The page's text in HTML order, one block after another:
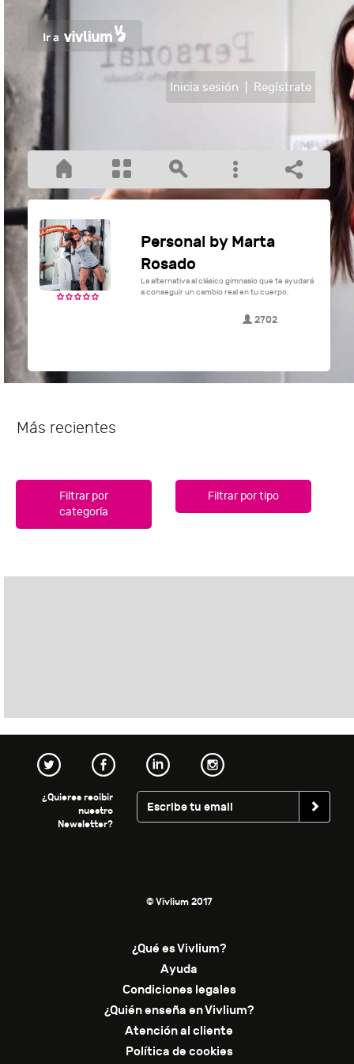
Inicia sesión Regístrate
Personal by Marta
Rosado
La alternativa al clásico gimnasio que te ayudará
a conseguir un cambio real en tu cuerpo.
2702
Más recientes
Filtrar por
categoría
Filtrar por tipo
¿Quieres recibir
nuestro
Newsletter?
© Vivlium 2017
¿Qué es Vivlium?
Ayuda
Condiciones legales
¿Quién enseña en Vivlium?
Atención al cliente
Política de cookies